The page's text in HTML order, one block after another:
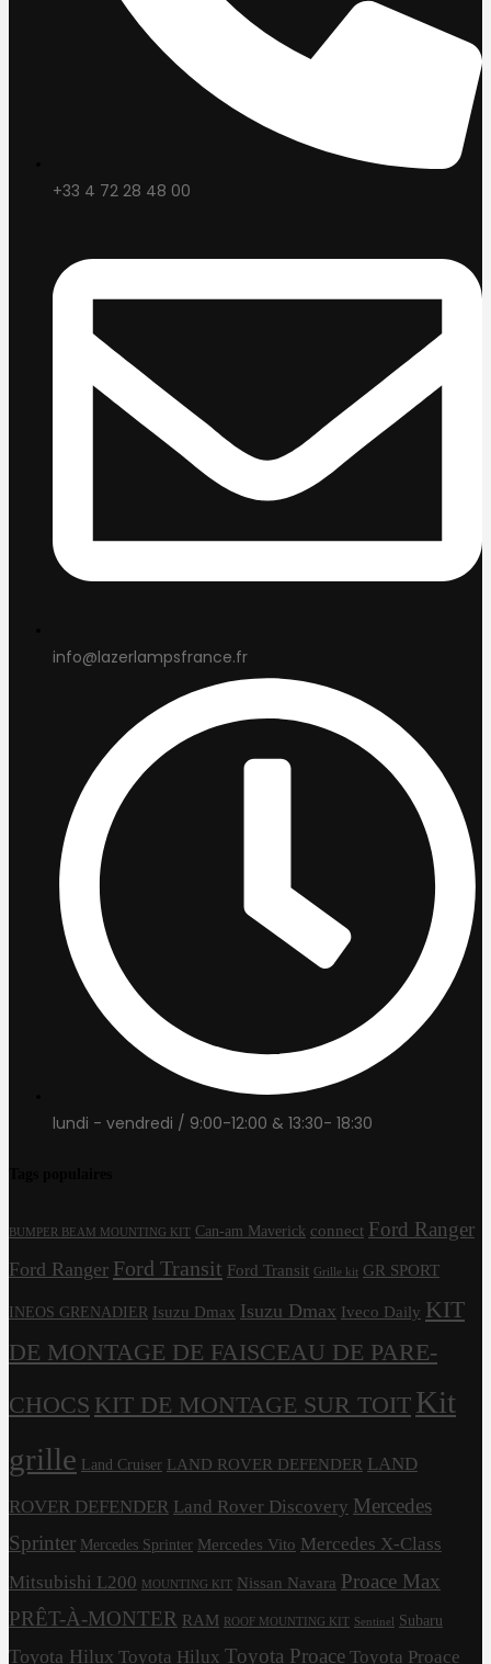
+33 4 72 28 48 00
info@lazerlampsfrance.fr
lundi - vendredi / 9:00-12:00 & 13:30- 18:30
BUMPER BEAM MOUNTING KIT Can-am Maverick connect Ford Ranger
Ford Ranger Ford Transit Ford Transit Grille kit GR SPORT
INEOS GRENADIER Isuzu Dmax Isuzu Dmax Iveco Daily KIT
DE MONTAGE DE FAISCEAU DE PARE-
CHOCS KIT DE MONTAGE SUR TOIT Kit
grille Land Cruiser LAND ROVER DEFENDER LAND
ROVER DEFENDER Land Rover Discovery Mercedes
Sprinter Mercedes Sprinter Mercedes Vito Mercedes X-Class
Mitsubishi L200
MOUNTING KIT Nissan Navara Proace Max
PRÊT-À-MONTER RAM ROOF MOUNTING KIT Sentinel Subaru
Toyota Hilux Toyota Hilux Toyota Proace Toyota Proace